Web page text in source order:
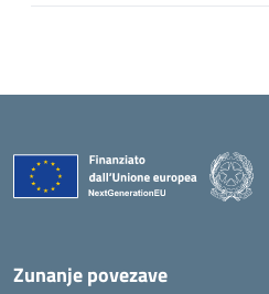
Zunanje povezave